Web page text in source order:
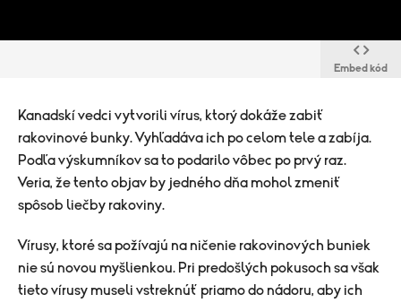
Embed kód
Kanadskí vedci vytvorili vírus, ktorý dokáže zabiť
rakovinové bunky. Vyhľadáva ich po celom tele a zabíja.
Podľa výskumníkov sa to podarilo vôbec po prvý raz.
Veria, že tento objav by jedného dňa mohol zmeniť
spôsob liečby rakoviny.
Vírusy, ktoré sa požívajú na ničenie rakovinových buniek
nie sú novou myšlienkou. Pri predošlých pokusoch sa však
tieto vírusy museli vstreknúť priamo do nádoru, aby ich